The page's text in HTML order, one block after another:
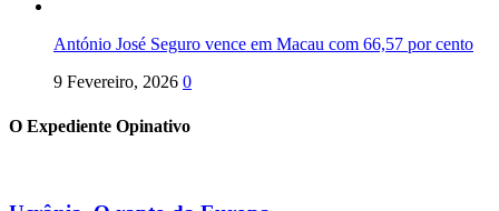
António José Seguro vence em Macau com 66,57 por cento
9 Fevereiro, 2026 0
O Expediente Opinativo